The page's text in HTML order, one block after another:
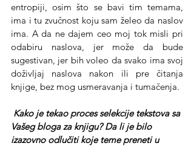
entropiji, osim što se bavi tim temama,
ima i tu zvučnost koju sam želeo da naslov
ima. A da ne dajem ceo moj tok misli pri
odabiru naslova, jer može da bude
sugestivan, jer bih voleo da svako ima svoj
doživljaj naslova nakon ili pre čitanja
knjige, bez mog usmeravanja i tumačenja.
Vašeg bloga za knjigu? Da li je bilo
izazovno odlučiti koje teme preneti u